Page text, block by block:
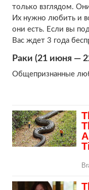
только взглядом.
Их нужно любить и
они есть. Если вы
Вас ждет 3 года
Раки (21 июня —
Общепризнанные